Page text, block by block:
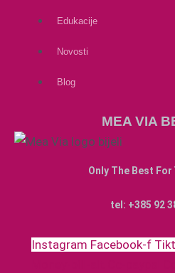
Edukacije
Novosti
Blog
MEA VIA
Only The Best For
tel: +385 92
Instagram Facebook-f